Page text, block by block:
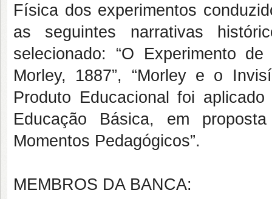
Física dos experimentos
as seguintes narrativas
selecionado: “O Experimento
Morley, 1887”, “Morley e o
Produto Educacional foi
Educação Básica, em
Momentos Pedagógicos”.
MEMBROS DA BANCA: